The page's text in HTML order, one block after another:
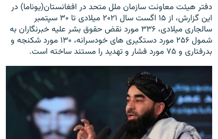
دفتر هیئت معاونت سازمان ملل متحد در افغانستان(یوناما) در
این گزارش، از ۱۵ اگست سال ۲۰۲۱ میلادی تا ۳۰ سپتمبر
سالجاری میلادی، ۳۳۶ مورد نقض حقوق بشر علیه خبرنگاران به
شمول ۲۵۶ مورد دستگیری های خودسرانه، ۱۳۰ مورد شکنجه و
بدرفتاری و ۷۵ مورد فشار و تهدید را مستند ساخته است.